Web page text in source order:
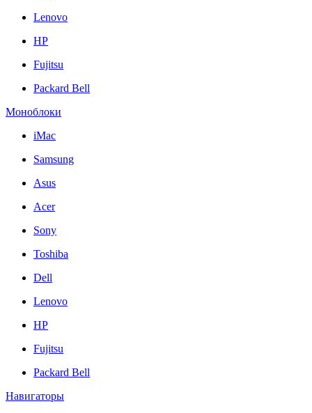
Lenovo
HP
Fujitsu
Packard Bell
Моноблоки
iMac
Samsung
Asus
Acer
Sony
Toshiba
Dell
Lenovo
HP
Fujitsu
Packard Bell
Навигаторы